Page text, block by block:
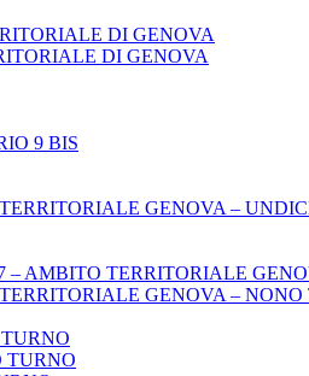
DI GENOVA
DI GENOVA
9 BIS
GENOVA –
– AMBITO TERRITORIALE
GENOVA – NONO
TURNO